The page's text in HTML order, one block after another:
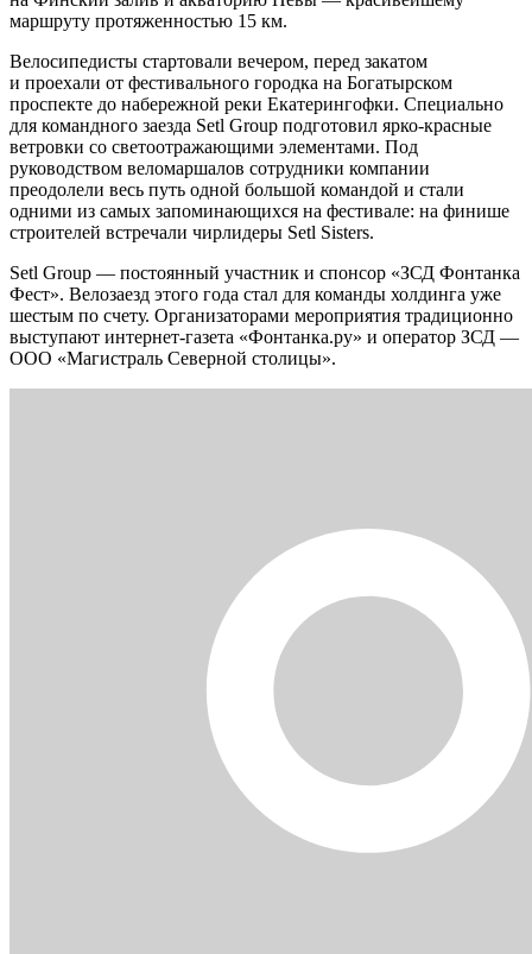
маршруту протяженностью 15 км.
Велосипедисты стартовали вечером, перед закатом
и проехали от фестивального городка на Богатырском
проспекте до набережной реки Екатерингофки. Специально
для командного заезда Setl Group подготовил ярко-красные
ветровки со светоотражающими элементами. Под
руководством веломаршалов сотрудники компании
преодолели весь путь одной большой командой и стали
одними из самых запоминающихся на фестивале: на финише
строителей встречали чирлидеры Setl Sisters.
Setl Group — постоянный участник и спонсор «ЗСД Фонтанка
Фест». Велозаезд этого года стал для команды холдинга уже
шестым по счету. Организаторами мероприятия традиционно
выступают интернет-газета «Фонтанка.ру» и оператор ЗСД —
ООО «Магистраль Северной столицы».